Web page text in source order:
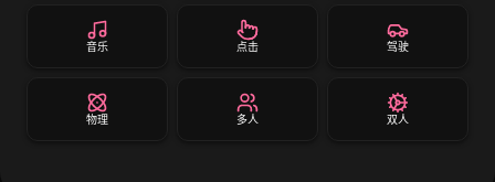
音乐 点击 驾驶
物理 多人 双人